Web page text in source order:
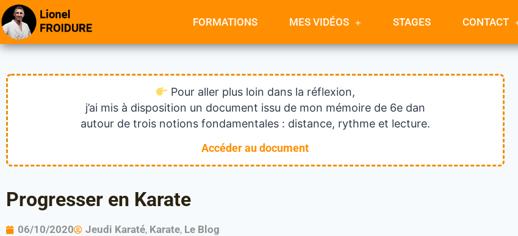
FORMATIONS MES VIDÉOS STAGES CONTACT
Pour aller plus loin dans la réflexion,
j’ai mis à disposition un document issu de mon mémoire de 6e dan
autour de trois notions fondamentales : distance, rythme et lecture.
Accéder au document
Progresser en Karate
06/10/2020 Jeudi Karaté, Karate, Le Blog